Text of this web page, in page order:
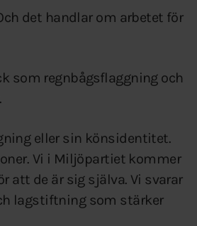
det handlar om arbetet för
som regnbågsflaggning och
eller sin könsidentitet.
Vi i Miljöpartiet kommer
att de är sig själva. Vi svarar
lagstiftning som stärker